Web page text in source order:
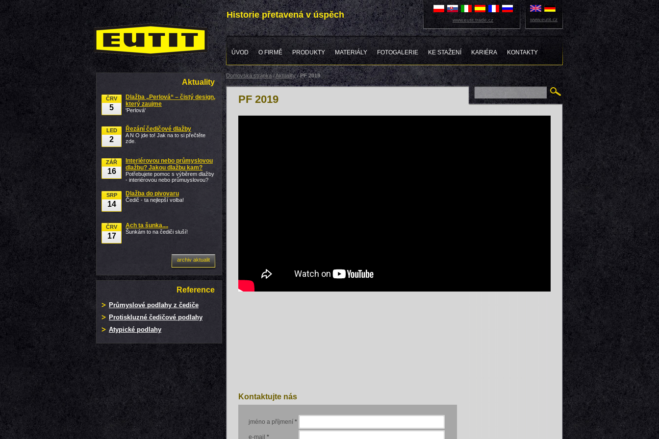
Historie přetavená v úspěch
ÚVOD O FIRMĚ PRODUKTY MATERIÁLY FOTOGALERIE KE STAŽENÍ KARIÉRA KONTAKTY
www.eutit.trade.cz www.eutit.cz
Domovská stránka/Aktuality/PF 2019
PF 2019
Kontaktujte nás
jméno a příjmení *
e-mail *
Aktuality
ČRV
5
Dlažba „Perlová“ – čistý design,
který zaujme
'Perlová'
LED
2
Řezání čedičové dlažby
A N O jde to! Jak na to si přečtěte
zde.
ZÁŘ
16
Interiérovou nebo průmyslovou
dlažbu? Jakou dlažbu kam?
Potřebujete pomoc s výběrem dlažby
- interiérovou nebo průmuyslovou?
SRP
14
Dlažba do pivovaru
Čedič - ta nejlepší volba!
ČRV
17
Ach ta šunka....
Šunkám to na čediči sluší!
archiv aktualit
Reference
Průmyslové podlahy z čediče
Protiskluzné čedičové podlahy
Atypické podlahy